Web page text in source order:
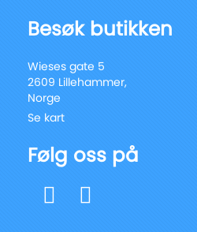
Besøk butikken
Wieses gate 5
2609 Lillehammer,
Norge
Se kart
Følg oss på